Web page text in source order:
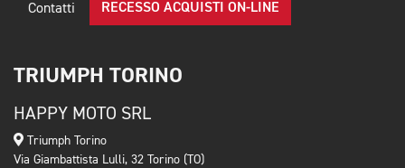
Contatti RECESSO ACQUISTI ON-LINE
TRIUMPH TORINO
HAPPY MOTO SRL
Triumph Torino
Via Giambattista Lulli, 32 Torino (TO)